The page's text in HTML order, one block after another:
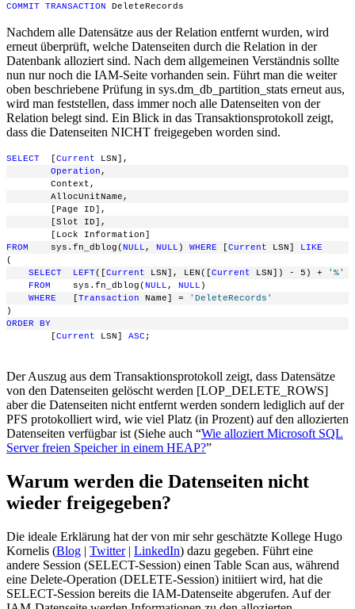
COMMIT TRANSACTION DeleteRecords
Nachdem alle Datensätze aus der Relation entfernt wurden, wird
erneut überprüft, welche Datenseiten durch die Relation in der
Datenbank alloziert sind. Nach dem allgemeinen Verständnis sollte
nun nur noch die IAM-Seite vorhanden sein. Führt man die weiter
oben beschriebene Prüfung in sys.dm_db_partition_stats erneut aus,
wird man feststellen, dass immer noch alle Datenseiten von der
Relation belegt sind. Ein Blick in das Transaktionsprotokoll zeigt,
dass die Datenseiten NICHT freigegeben worden sind.
SELECT Current LSN],
Operation,
        Context,
        AllocUnitName,
        [Page ID],
        [Slot ID],
        [Lock Information]
FROM
    sys.fn_dblog(
NULL, NULL ) WHERE Current LSN] LIKE
(
SELECT
LEFT([ Current LSN], LEN([ Current LSN]) - 5) +
'%'
FROM
    sys.fn_dblog(
NULL, NULL )
WHERE
Transaction Name] =
'DeleteRecords'
)
ORDER
BY
Current LSN] ASC ;
Der Auszug aus dem Transaktionsprotokoll zeigt, dass Datensätze
von den Datenseiten gelöscht werden [LOP_DELETE_ROWS]
aber die Datenseiten nicht entfernt werden sondern lediglich auf der
PFS protokolliert wird, wie viel Platz (in Prozent) auf den allozierten
Datenseiten verfügbar ist (Siehe auch “Wie alloziert Microsoft SQL
Server freien Speicher in einem HEAP?”
Warum werden die Datenseiten nicht
wieder freigegeben?
Die ideale Erklärung hat der von mir sehr geschätzte Kollege Hugo
Kornelis (Blog | Twitter| LinkedIn) dazu gegeben. Führt eine
andere Session (SELECT-Session) einen Table Scan aus, während
eine Delete-Operation (DELETE-Session) initiiert wird, hat die
SELECT-Session bereits die IAM-Datenseite abgerufen. Auf der